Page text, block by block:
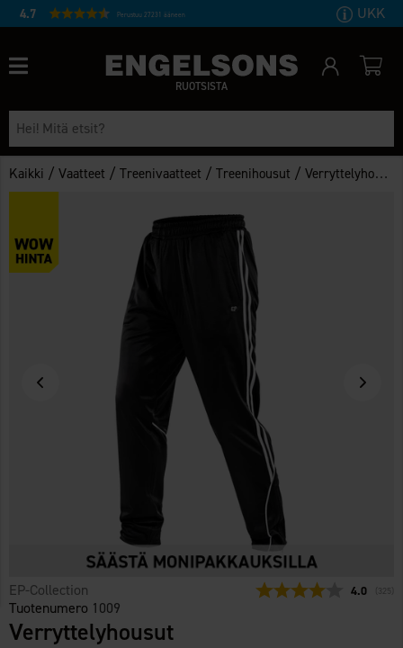
4.7 Perustuu 27231 ääneen UKK
RUOTSISTA
Kaikki /Vaatteet /Treenivaatteet /Treenihousut /Verryttelyhousut
EP-Collection
Tuotenumero 1009
4.0 äänet:
325
Verryttelyhousut